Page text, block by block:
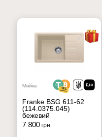
Мийка
Franke BSG 611-62
(114.0375.045)
бежевий
7 800грн